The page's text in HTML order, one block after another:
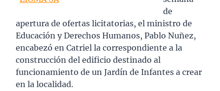
de
apertura de ofertas licitatorias, el ministro de
Educación y Derechos Humanos, Pablo Nuñez,
encabezó en Catriel la correspondiente a la
construcción del edificio destinado al
funcionamiento de un Jardín de Infantes a crear
en la localidad.